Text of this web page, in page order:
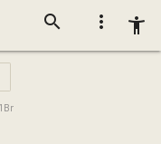
more_vert accessibility_new
search
Br